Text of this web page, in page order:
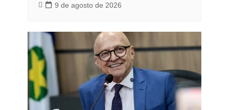
9 de agosto de 2026